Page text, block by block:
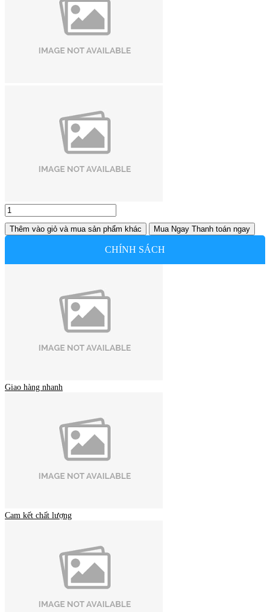
Thêm vào giỏ và mua sản phẩm khác Mua Ngay Thanh toán ngay
CHÍNH SÁCH
Giao hàng nhanh
Cam kết chất lượng